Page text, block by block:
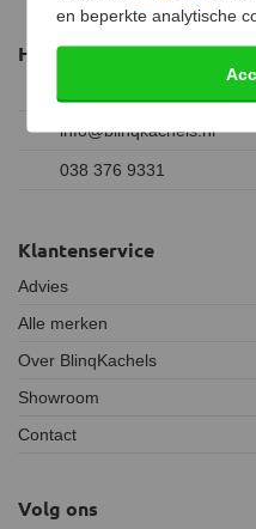
Heb je een vraag?
info@blinqkachels.nl
038 376 9331
Klantenservice
Advies
Alle merken
Over BlinqKachels
Showroom
Contact
Volg ons
en beperkte analytische